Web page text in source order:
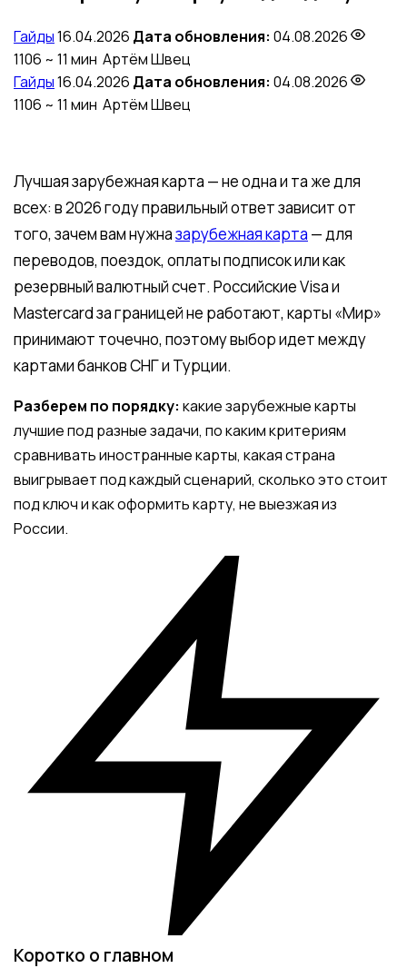
Гайды16.04.2026 Дата обновления: 04.08.2026
1106 ~ 11 мин Артём Швец
Гайды16.04.2026 Дата обновления: 04.08.2026
1106 ~ 11 мин Артём Швец
Лучшая зарубежная карта — не одна и та же для
всех: в 2026 году правильный ответ зависит от
того, зачем вам нужназарубежная карта — для
переводов, поездок, оплаты подписок или как
резервный валютный счет. Российские Visa и
Mastercard за границей не работают, карты «Мир»
принимают точечно, поэтому выбор идет между
картами банков СНГ и Турции.
Разберем по порядку: какие зарубежные карты
лучшие под разные задачи, по каким критериям
сравнивать иностранные карты, какая страна
выигрывает под каждый сценарий, сколько это стоит
под ключ и как оформить карту, не выезжая из
России.
Коротко о главном